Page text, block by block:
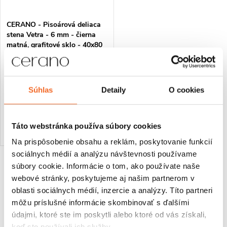
Súhlas Detaily O cookies
Táto webstránka používa súbory cookies
Na prispôsobenie obsahu a reklám, poskytovanie funkcií
sociálnych médií a analýzu návštevnosti používame
súbory cookie. Informácie o tom, ako používate naše
webové stránky, poskytujeme aj našim partnerom v
oblasti sociálnych médií, inzercie a analýzy. Títo partneri
môžu príslušné informácie skombinovať s ďalšími
údajmi, ktoré ste im poskytli alebo ktoré od vás získali,
CERANO - Pisoárová deliaca
stena Vetra - 6 mm - čierna
matná, grafitové sklo - 40x80
cm
€66,16
Na ceste
O
v